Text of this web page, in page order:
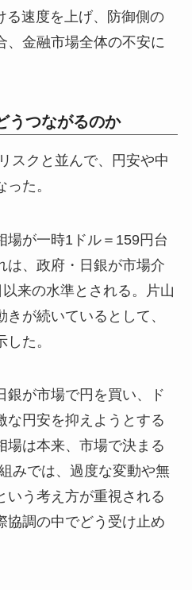
る速度を上げ、防御側の
、金融市場全体の不安に
うつながるのか
スクと並んで、円安や中
た。
場が一時1ドル＝159円台
は、政府・日銀が市場介
来の水準とされる。片山
が続いているとして、
た。
銀が市場で円を買い、ド
な円安を抑えようとする
場は本来、市場で決まる
みでは、過度な変動や無
いう考え方が重視される
協調の中でどう受け止め